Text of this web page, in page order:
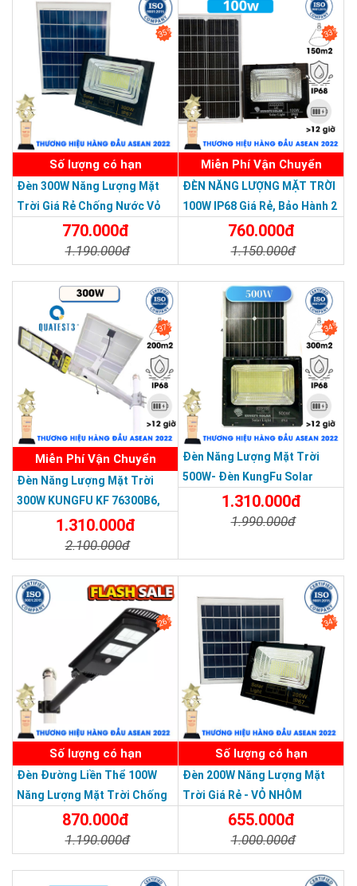
Đèn năng lượng mặt trời UFO500 giá rẻ, uy
tín
CÔNG TY TNHH TM DV HOÀNG QUỐC BẢO
Trụ sở chính: 126 Tân Quý,P.Tân Qúy,Q.Tân Phú,TP.HCM
Chi Nhánh Q10: 324 Nhật Tảo, P.6, Q.10, TP.HCM
Chi Nhánh Thủ Đức:
307 QUỐC LỘ 13 Phường HIỆP BÌNH
PHƯỚC , Thành Phố Thủ Đức
Chi Nhánh Đồng Nai: 2394 Quốc Lộ 1K, Phường Hoá An, TP. Biên
Hoà, Tỉnh Đồng Nai
Chi Nhánh BR-VT: 600 CMT8, P.PHƯỚC TRUNG, TP.BÀ RỊA
Chi Nhánh Hà Nội: P914 Tòa Nhà CT4C/X2 KĐT Bắc Linh Đàm -
Hoàng Mai - Hà Nội.
ĐT: 09153 77770 - 028.66.795.79
THƯƠNG HIỆU HÀNG ĐẦU ASEAN 2022
SẢN PHẨM DỊCH VỤ CHẤT LƯỢNG ASEAN 2019
35%
Số lượng có hạn
Đèn 300W Năng Lượng Mặt
Trời Giá Rẻ Chống Nước Vỏ
Nhôm Đúc770.000đ
1.190.000đ
33%
Miễn Phí Vận Chuyển
ĐÈN NĂNG LƯỢNG MẶT TRỜI
100W IP68 Giá Rẻ, Bảo Hành 2
760.000đ
1.150.000đ
37%
Miễn Phí Vận Chuyển
Đèn Năng Lượng Mặt Trời
300W KUNGFU KF 76300B6,
IP68, Bảng Giá 2026
1.310.000đ
2.100.000đ
34%
Đèn Năng Lượng Mặt Trời
500W- Đèn KungFu Solar
Năng Lượng Mặt Trời 500W,IP
67 Loại Lớn
1.310.000đ
1.990.000đ
26%
Số lượng có hạn
Đèn Đường Liền Thể 100W
Năng Lượng Mặt Trời Chống
Nước Giá Rẻ870.000đ
1.190.000đ
34%
Số lượng có hạn
Đèn 200W Năng Lượng Mặt
Trời Giá Rẻ - VỎ NHÔM
655.000đ
1.000.000đ